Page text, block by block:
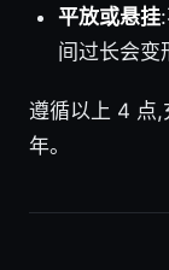
平放或悬挂
间过长会变
遵循以上 4 点
年。